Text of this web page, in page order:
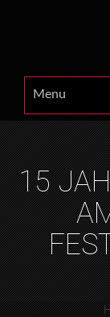
Menu
15